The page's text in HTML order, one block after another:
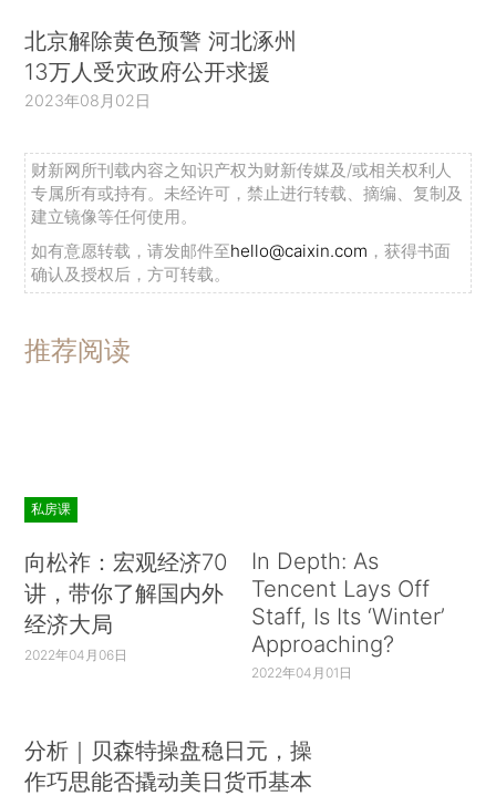
北京解除黄色预警 河北涿州
13万人受灾政府公开求援
2023年08月02日
财新网所刊载内容之知识产权为财新传媒及/或相关权利人
专属所有或持有。未经许可，禁止进行转载、摘编、复制及
建立镜像等任何使用。
如有意愿转载，请发邮件至hello@caixin.com ，获得书面
确认及授权后，方可转载。
推荐阅读
私房课
向松祚：宏观经济70
讲，带你了解国内外
经济大局
2022年04月06日
In Depth: As
Tencent Lays Off
Staff, Is Its ‘Winter’
Approaching?
2022年04月01日
分析｜贝森特操盘稳日元，操
作巧思能否撬动美日货币基本